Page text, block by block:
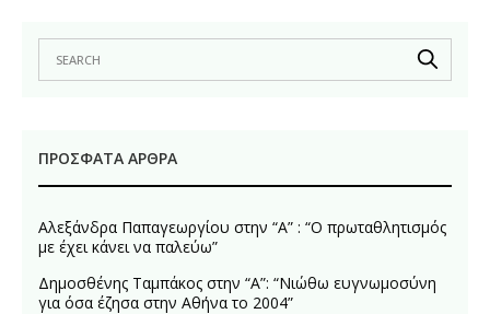
ΠΡΌΣΦΑΤΑ ΆΡΘΡΑ
Αλεξάνδρα Παπαγεωργίου στην “Α” : “Ο πρωταθλητισμός
με έχει κάνει να παλεύω”
Δημοσθένης Ταμπάκος στην “A”: “Νιώθω ευγνωμοσύνη
για όσα έζησα στην Αθήνα το 2004”